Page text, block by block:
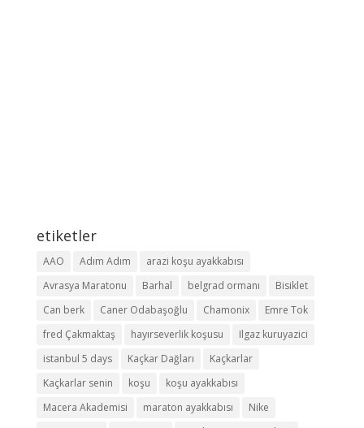
etiketler
AAO Adım Adım
arazi koşu ayakkabısı
Avrasya Maratonu
Barhal belgrad ormanı
Bisiklet
Can berk
Caner Odabaşoğlu Chamonix
Emre Tok
fred Çakmaktaş
hayırseverlik koşusu
Ilgaz kuruyazici
istanbul 5 days
Kaçkar Dağları
Kaçkarlar
Kaçkarlar senin
koşu
koşu ayakkabısı
Macera Akademisi
maraton ayakkabısı
Nike